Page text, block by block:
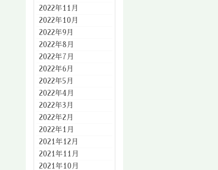
2022年11月
2022年10月
2022年9月
2022年8月
2022年7月
2022年6月
2022年5月
2022年4月
2022年3月
2022年2月
2022年1月
2021年12月
2021年11月
2021年10月